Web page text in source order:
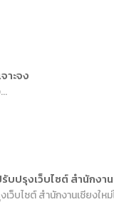
าะจง
ปรุงเว็บไซต์ สำนักงาน
ไซต์ สำนักงานเชียงใหม่